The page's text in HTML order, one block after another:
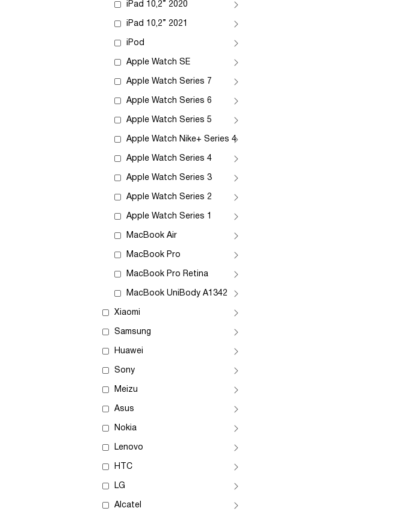
iPad 10,2” 2020
iPad 10,2” 2021
iPod
Apple Watch SE
Apple Watch Series 7
Apple Watch Series 6
Apple Watch Series 5
Apple Watch Nike+ Series 4
Apple Watch Series 4
Apple Watch Series 3
Apple Watch Series 2
Apple Watch Series 1
MacBook Air
MacBook Pro
MacBook Pro Retina
MacBook UniBody A1342
Xiaomi
Samsung
Huawei
Sony
Meizu
Asus
Nokia
Lenovo
HTC
LG
Alcatel